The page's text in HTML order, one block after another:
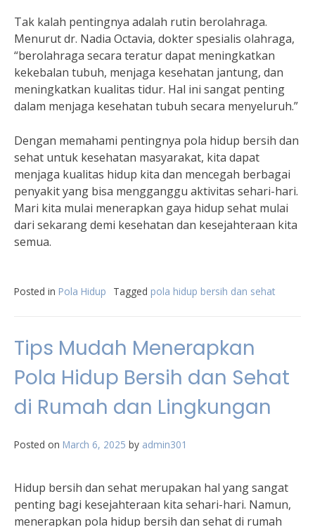
Tak kalah pentingnya adalah rutin berolahraga.
Menurut dr. Nadia Octavia, dokter spesialis olahraga,
“berolahraga secara teratur dapat meningkatkan
kekebalan tubuh, menjaga kesehatan jantung, dan
meningkatkan kualitas tidur. Hal ini sangat penting
dalam menjaga kesehatan tubuh secara menyeluruh.”
Dengan memahami pentingnya pola hidup bersih dan
sehat untuk kesehatan masyarakat, kita dapat
menjaga kualitas hidup kita dan mencegah berbagai
penyakit yang bisa mengganggu aktivitas sehari-hari.
Mari kita mulai menerapkan gaya hidup sehat mulai
dari sekarang demi kesehatan dan kesejahteraan kita
semua.
Posted in Pola Hidup Tagged pola hidup bersih dan sehat
Tips Mudah Menerapkan
Pola Hidup Bersih dan Sehat
di Rumah dan Lingkungan
Posted on March 6, 2025 by admin301
Hidup bersih dan sehat merupakan hal yang sangat
penting bagi kesejahteraan kita sehari-hari. Namun,
menerapkan pola hidup bersih dan sehat di rumah